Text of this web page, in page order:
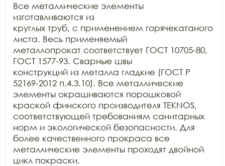
Все металлические элементы
изготавливаются из
круглых труб, с применением горячекатаного
листа. Весь применяемый
металлопрокат соответствует ГОСТ 10705-80,
ГОСТ 1577-93. Сварные швы
конструкций из металла гладкие (ГОСТ Р
52169-2012 п.4.3.10). Все металлические
элементы окрашиваются порошковой
краской финского производителя TEKNOS,
соответствующей требованиям санитарных
норм и экологической безопасности. Для
более качественного прокраса все
металлические элементы проходят двойной
цикл покраски.